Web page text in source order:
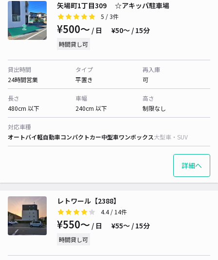
矢場町1丁目309 ☆アキッパ駐車場
5 / 3件
¥500〜 / 日 ¥50〜 / 15分
時間貸し可
貸出時間
24時間営業
タイプ
平置き
再入庫
可
長さ
480cm 以下
車幅
240cm 以下
高さ
制限なし
対応車種
オートバイ軽自動車コンパクトカー中型車ワンボックス大型車・SUV
詳細へ
レトワール【2388】
4.4/ 14件
¥550〜 / 日 ¥55〜 / 15分
時間貸し可